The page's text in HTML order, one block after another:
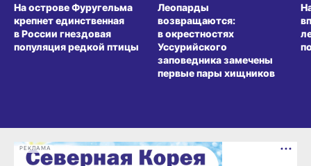
На острове Фуругельма
крепнет единственная
в России гнездовая
популяция редкой птицы
Леопарды
возвращаются:
в окрестностях
Уссурийского
заповедника замечены
первые пары хищников
РЕКЛАМА